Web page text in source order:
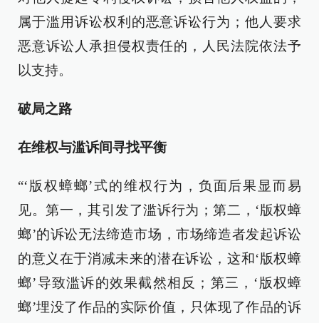
属于滥用诉讼权利的恶意诉讼行为；他人要求
恶意诉讼人承担侵权责任的，人民法院依法予
以支持。
破局之路
在维权与滥诉间寻找平衡
“‘版权蟑螂’式的维权行为，负面后果显而易
见。第一，其引发了滥诉行为；第二，‘版权蟑
螂’的诉讼无法缔造市场，市场缔造者发起诉讼
的意义在于消减未来的潜在诉讼，这和‘版权蟑
螂’导致滥诉的效果截然相反；第三，‘版权蟑
螂’埋没了作品的实际价值，只体现了作品的诉